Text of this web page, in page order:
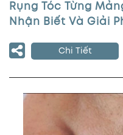
Rụng Tóc Từng
Nhận Biết Và Giải
Chi Tiết